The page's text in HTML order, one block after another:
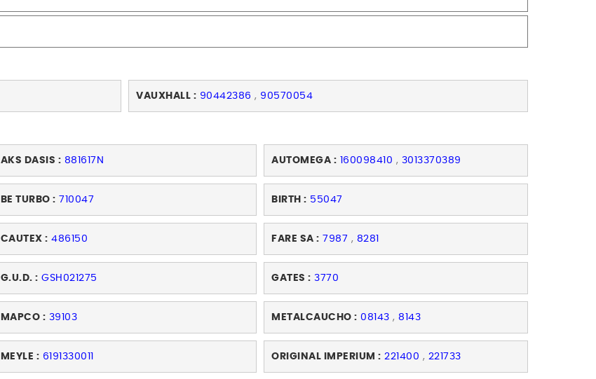
VAUXHALL : 90442386 , 90570054
AKS DASIS : 881617N AUTOMEGA : 160098410 , 3013370389
BE TURBO : 710047 BIRTH : 55047
CAUTEX : 486150 FARE SA : 7987 , 8281
G.U.D. : GSH021275 GATES : 3770
MAPCO : 39103 METALCAUCHO : 08143 , 8143
MEYLE : 6191330011 ORIGINAL IMPERIUM : 221400 , 221733